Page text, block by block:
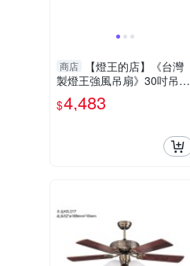
商店
【燈王的店】《台灣
製燈王強風吊扇》30吋吊扇
+吊扇燈2燈 附遙控器(馬達
保固十年) ☆KS-297G
$4,483